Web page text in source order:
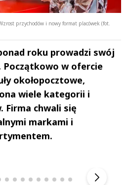
przychodów i nowy format placówek (fot.
roku prowadzi swój
w ofercie
okołopocztowe,
wiele kategorii i
Firma chwali się
markami i